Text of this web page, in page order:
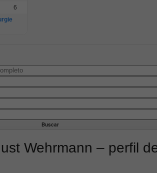
6
Wehrmann – perfil